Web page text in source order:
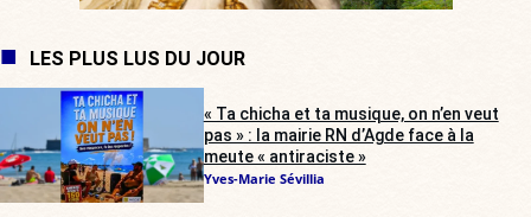
LES PLUS LUS DU JOUR
« Ta chicha et ta musique, on n’en veut
pas » : la mairie RN d’Agde face à la
meute « antiraciste »
Yves-Marie Sévillia